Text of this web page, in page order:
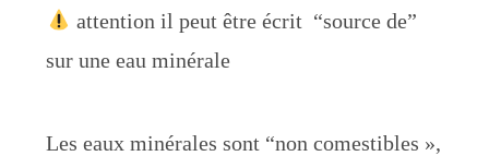
attention il peut être écrit “source de”
sur une eau minérale
Les eaux minérales sont “non comestibles »,